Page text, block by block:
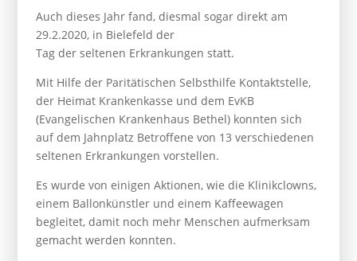
Auch dieses Jahr fand, diesmal sogar direkt am
29.2.2020, in Bielefeld der
Tag der seltenen Erkrankungen statt.
Mit Hilfe der Paritätischen Selbsthilfe Kontaktstelle,
der Heimat Krankenkasse und dem EvKB
(Evangelischen Krankenhaus Bethel) konnten sich
auf dem Jahnplatz Betroffene von 13 verschiedenen
seltenen Erkrankungen vorstellen.
Es wurde von einigen Aktionen, wie die Klinikclowns,
einem Ballonkünstler und einem Kaffeewagen
begleitet, damit noch mehr Menschen aufmerksam
gemacht werden konnten.